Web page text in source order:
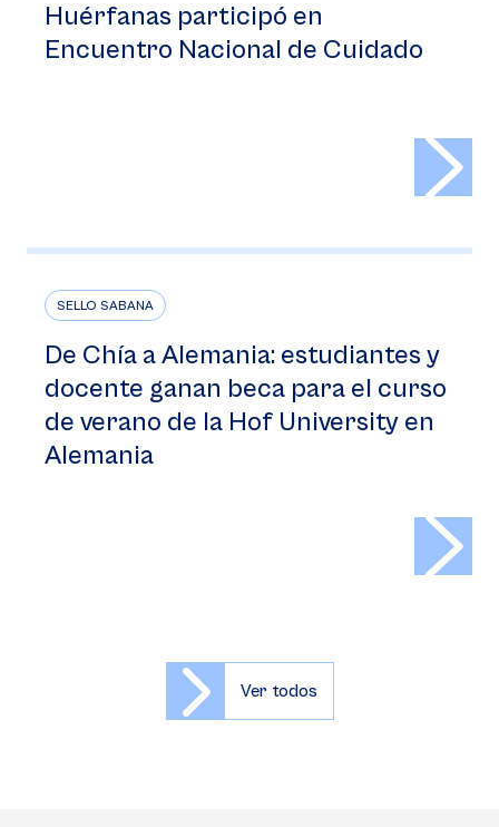
Huérfanas participó en
Encuentro Nacional de Cuidado
SELLO SABANA
De Chía a Alemania: estudiantes y
docente ganan beca para el curso
de verano de la Hof University en
Alemania
Ver todos